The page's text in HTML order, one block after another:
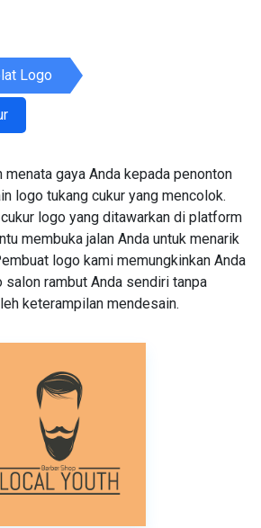
Logo
menata gaya Anda kepada penonton
logo tukang cukur yang mencolok.
logo yang ditawarkan di platform
membuka jalan Anda untuk menarik
logo kami memungkinkan Anda
salon rambut Anda sendiri tanpa
keterampilan mendesain.